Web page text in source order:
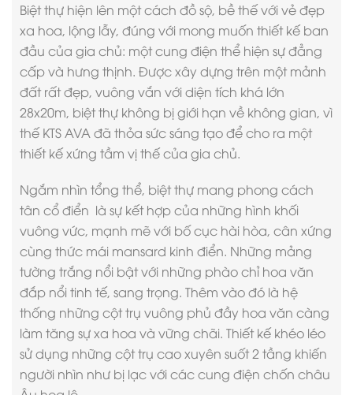
Biệt thự hiện lên một cách đồ sộ, bề thế với vẻ đẹp
xa hoa, lộng lẫy, đúng với mong muốn thiết kế ban
đầu của gia chủ: một cung điện thể hiện sự đẳng
cấp và hưng thịnh. Được xây dựng trên một mảnh
đất rất đẹp, vuông vắn với diện tích khá lớn
28x20m, biệt thự không bị giới hạn về không gian, vì
thế KTS AVA đã thỏa sức sáng tạo để cho ra một
thiết kế xứng tầm vị thế của gia chủ.
Ngắm nhìn tổng thể, biệt thự mang phong cách
tân cổ điển là sự kết hợp của những hình khối
vuông vức, mạnh mẽ với bố cục hài hòa, cân xứng
cùng thức mái mansard kinh điển. Những mảng
tường trắng nổi bật với những phào chỉ hoa văn
đắp nổi tinh tế, sang trọng. Thêm vào đó là hệ
thống những cột trụ vuông phủ đầy hoa văn càng
làm tăng sự xa hoa và vững chãi. Thiết kế khéo léo
sử dụng những cột trụ cao xuyên suốt 2 tầng khiến
người nhìn như bị lạc với các cung điện chốn châu